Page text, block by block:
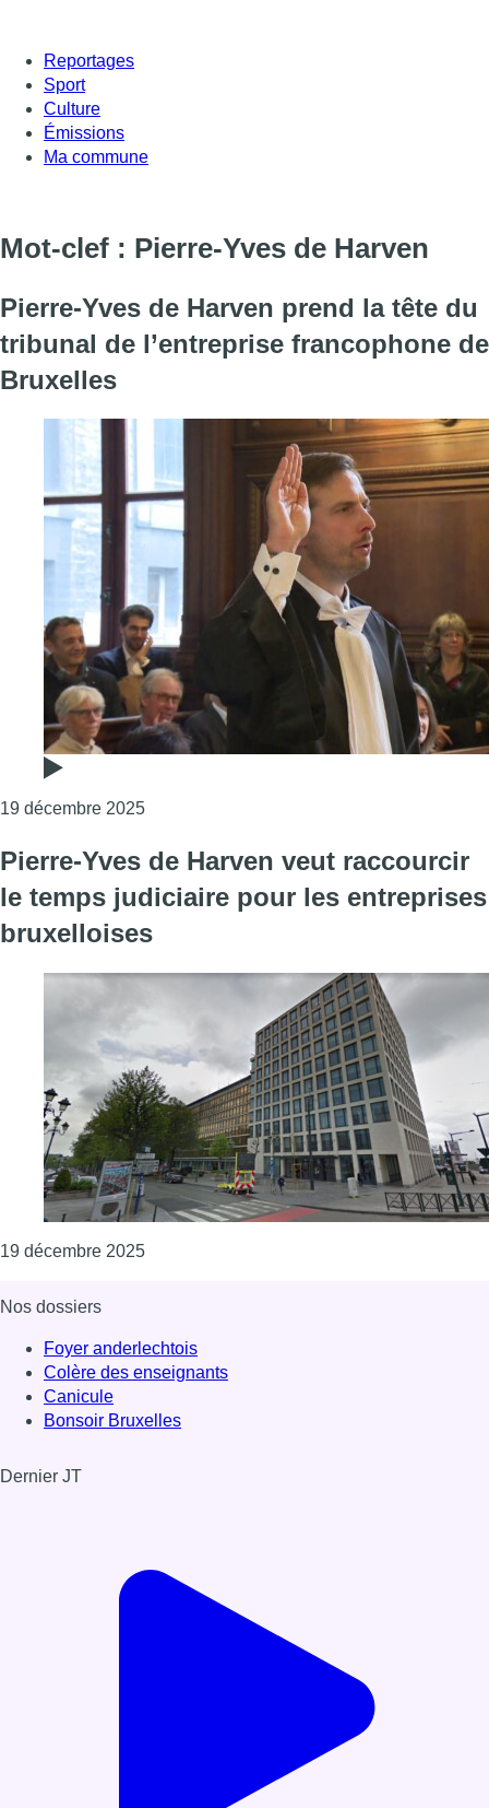
Reportages
Sport
Culture
Émissions
Ma commune
Mot-clef : Pierre-Yves de Harven
Pierre-Yves de Harven prend la tête du
tribunal de l’entreprise francophone de
Bruxelles
19 décembre 2025Consulter l'article "Pierre-Yves de Harven
Pierre-Yves de Harven veut raccourcir
le temps judiciaire pour les entreprises
bruxelloises
19 décembre 2025Consulter l'article "Pierre-Yves de Harven
Nos dossiers
Foyer anderlechtois
Colère des enseignants
Canicule
Bonsoir Bruxelles
Dernier JT